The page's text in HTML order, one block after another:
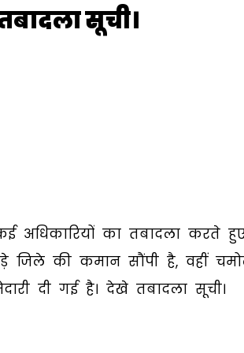
सूची।
अधिकारियों का तबादला करते
जिले की कमान सौंपी है, वहीं
दी गई है। देखे तबादला सूची।